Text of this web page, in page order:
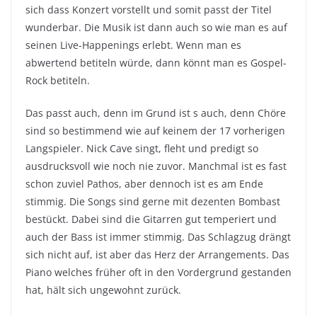
sich dass Konzert vorstellt und somit passt der Titel
wunderbar. Die Musik ist dann auch so wie man es auf
seinen Live-Happenings erlebt. Wenn man es
abwertend betiteln würde, dann könnt man es Gospel-
Rock betiteln.
Das passt auch, denn im Grund ist s auch, denn Chöre
sind so bestimmend wie auf keinem der 17 vorherigen
Langspieler. Nick Cave singt, fleht und predigt so
ausdrucksvoll wie noch nie zuvor. Manchmal ist es fast
schon zuviel Pathos, aber dennoch ist es am Ende
stimmig. Die Songs sind gerne mit dezenten Bombast
bestückt. Dabei sind die Gitarren gut temperiert und
auch der Bass ist immer stimmig. Das Schlagzug drängt
sich nicht auf, ist aber das Herz der Arrangements. Das
Piano welches früher oft in den Vordergrund gestanden
hat, hält sich ungewohnt zurück.